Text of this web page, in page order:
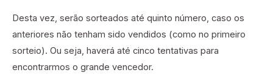
Desta vez, serão sorteados até quinto número, caso os
anteriores não tenham sido vendidos (como no primeiro
sorteio). Ou seja, haverá até cinco tentativas para
encontrarmos o grande vencedor.